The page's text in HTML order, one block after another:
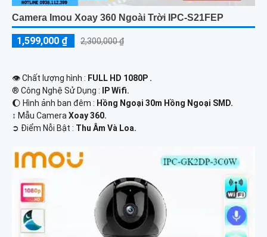
Camera Imou Xoay 360 Ngoài Trời IPC-S21FEP
1,599,000 ₫ 2,300,000 ₫
👁 Chất lượng hình : FULL HD 1080P .
®️ Công Nghệ Sử Dụng :
IP Wifi.
🌔 Hình ảnh ban đêm : Hồng Ngoại 30m Hồng Ngoại SMD.
↕️ Mẫu Camera Xoay 360.
️➲ Điểm Nỗi Bật : Thu Âm Và Loa.